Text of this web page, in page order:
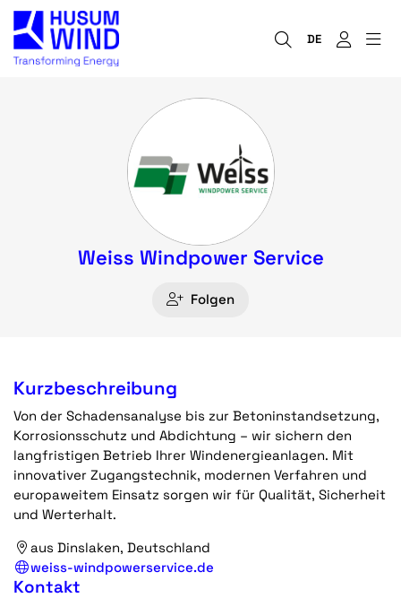
DE
Weiss Windpower Service
Folgen
Kurzbeschreibung
Von der Schadensanalyse bis zur Betoninstandsetzung,
Korrosionsschutz und Abdichtung – wir sichern den
langfristigen Betrieb Ihrer Windenergieanlagen. Mit
innovativer Zugangstechnik, modernen Verfahren und
europaweitem Einsatz sorgen wir für Qualität, Sicherheit
und Werterhalt.
aus Dinslaken, Deutschland
weiss-windpowerservice.de
Kontakt